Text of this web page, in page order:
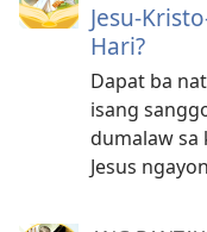
Jesu-
Hari?
Dapat ba
isang
dumalaw sa
Jesus